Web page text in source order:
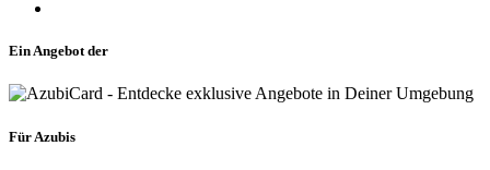
Ein Angebot der
Für Azubis